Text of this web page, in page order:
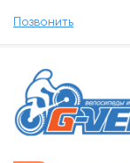
Позвонить